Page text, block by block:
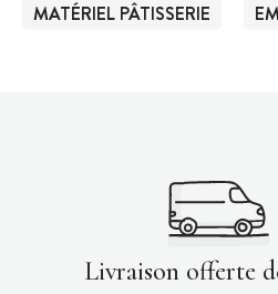
MATÉRIEL PÂTISSERIE
Livraison offerte